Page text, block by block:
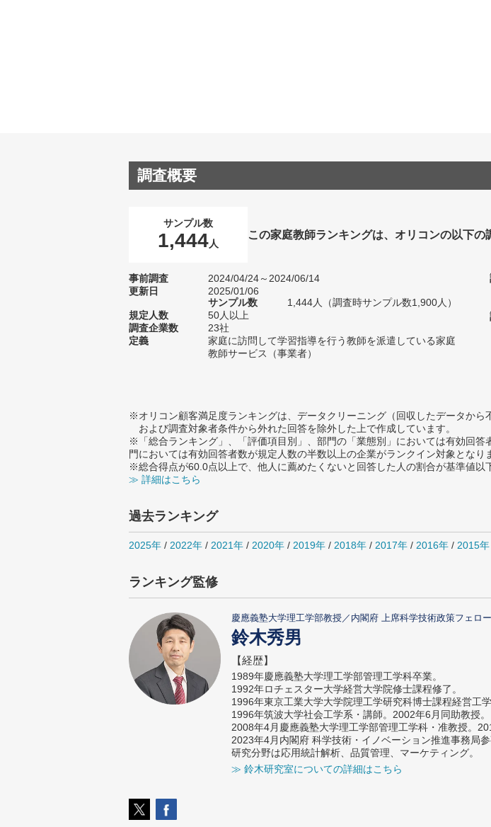
調査概要
サンプル数
1,444人
この家庭教師ランキングは、オリコンの以下の
事前調査
2024/04/24～2024/06/14
更新日
2025/01/06
サンプル数
1,444人（調査時サンプル数1,900人）
規定人数
50人以上
調査企業数
23社
定義
家庭に訪問して学習指導を行う教師を派遣している家庭
教師サービス（事業者）
※オリコン顧客満足度ランキングは、データクリーニング（回収したデータから
および調査対象者条件から外れた回答を除外した上で作成しています。
※「総合ランキング」、「評価項目別」、部門の「業態別」においては有効回
門においては有効回答者数が規定人数の半数以上の企業がランクイン対象となり
※総合得点が60.0点以上で、他人に薦めたくないと回答した人の割合が基準値以
≫ 詳細はこちら
過去ランキング
2025年 / 2022年 / 2021年 / 2020年 / 2019年 / 2018年 / 2017年 / 2016年 / 2015年
ランキング監修
慶應義塾大学理工学部教授／内閣府 上席科学技術政策フェロー
鈴木秀男
【経歴】
1989年慶應義塾大学理工学部管理工学科卒業。
1992年ロチェスター大学経営大学院修士課程修了。
1996年東京工業大学大学院理工学研究科博士課程経営工
1996年筑波大学社会工学系・講師。2002年6月同助教授。
2008年4月慶應義塾大学理工学部管理工学科・准教授。
2023年4月内閣府 科学技術・イノベーション推進事務局
研究分野は応用統計解析、品質管理、マーケティング。
≫ 鈴木研究室についての詳細はこちら